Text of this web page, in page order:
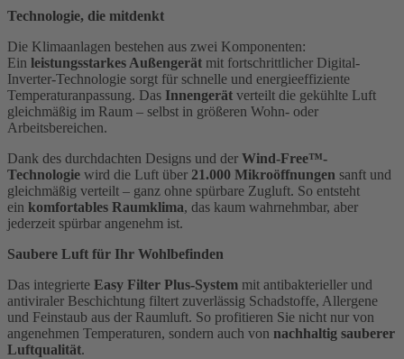
Technologie, die mitdenkt
Die Klimaanlagen bestehen aus zwei Komponenten:
Ein leistungsstarkes Außengerät mit fortschrittlicher Digital-
Inverter-Technologie sorgt für schnelle und energieeffiziente
Temperaturanpassung. Das Innengerät verteilt die gekühlte Luft
gleichmäßig im Raum – selbst in größeren Wohn- oder
Arbeitsbereichen.
Dank des durchdachten Designs und der Wind-Free™-
Technologie wird die Luft über 21.000 Mikroöffnungen sanft und
gleichmäßig verteilt – ganz ohne spürbare Zugluft. So entsteht
ein komfortables Raumklima, das kaum wahrnehmbar, aber
jederzeit spürbar angenehm ist.
Saubere Luft für Ihr Wohlbefinden
Das integrierte Easy Filter Plus-System mit antibakterieller und
antiviraler Beschichtung filtert zuverlässig Schadstoffe, Allergene
und Feinstaub aus der Raumluft. So profitieren Sie nicht nur von
angenehmen Temperaturen, sondern auch von nachhaltig sauberer
Luftqualität.